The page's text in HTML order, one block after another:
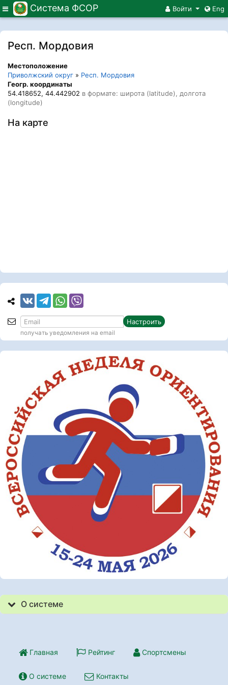
Меню Система ФСОР Войти Eng
Респ. Мордовия
Местоположение
Приволжский округ » Респ. Мордовия
Геогр. координаты
54.418652, 44.442902 в формате: широта (latitude), долгота
(longitude)
На карте
Настроить
получать уведомления на email
О системе
Главная Рейтинг Спортсмены
О системе Контакты